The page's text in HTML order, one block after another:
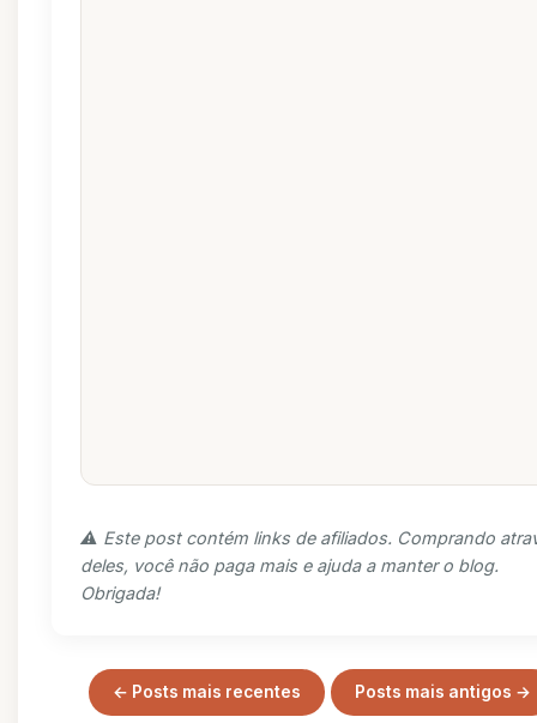
⚠️ Este post contém links de afiliados. Comprando
deles, você não paga mais e ajuda a manter o blog.
Obrigada!
← Posts mais recentes Posts mais antigos →